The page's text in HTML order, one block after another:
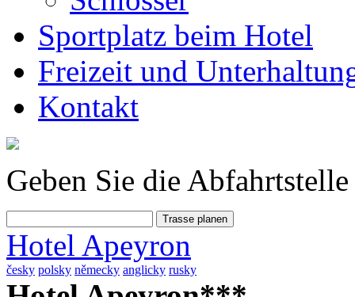
Sportplatz beim Hotel
Freizeit und
Kontakt
Geben Sie die
Hotel Apeyron
česky polsky německy anglicky rusky